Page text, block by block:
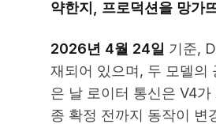
약한지, 프로덕션을 망가
2026년 4월 24일 기준,
재되어 있으며, 두 모델의
은 날 로이터 통신은 V4가
종 확정 전까지 동작이 변